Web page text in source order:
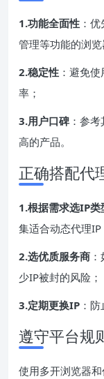
1.功能全面性 ：
管理等功能的浏览
2.稳定性 ：避免
率；
3.用户口碑：参考
高的产品。
正确搭配代
1.根据需求选IP类
集适合动态代理IP
2.选优质服务商
少IP被封的风险；
3.定期更换IP ：
遵守平台规
使用多开浏览器